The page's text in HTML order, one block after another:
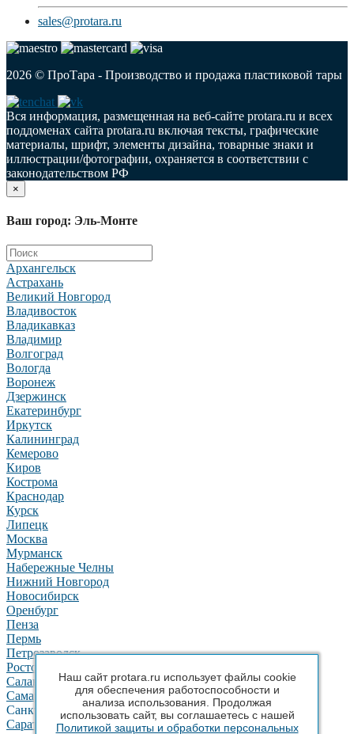
sales@protara.ru
2026 © ПроТара - Производство и продажа пластиковой тары
Вся информация, размещенная на веб-сайте protara.ru и всех
поддоменах сайта protara.ru включая тексты, графические
материалы, шрифт, элементы дизайна, товарные знаки и
иллюстрации/фотографии, охраняется в соответствии с
законодательством РФ
Наш сайт protara.ru использует файлы cookie
для обеспечения работоспособности и
анализа использования. Продолжая
использовать сайт, вы соглашаетесь с нашей
Политикой защиты и обработки персональных
×
Ваш город: Эль-Монте
Архангельск
Астрахань
Великий Новгород
Владивосток
Владикавказ
Владимир
Волгоград
Вологда
Воронеж
Дзержинск
Екатеринбург
Иркутск
Калининград
Кемерово
Киров
Кострома
Краснодар
Курск
Липецк
Москва
Мурманск
Набережные Челны
Нижний Новгород
Новосибирск
Оренбург
Пенза
Пермь
Петрозаводск
Ростов-на-Дону
Салават
Самара
Санкт-Петербург
Саратов